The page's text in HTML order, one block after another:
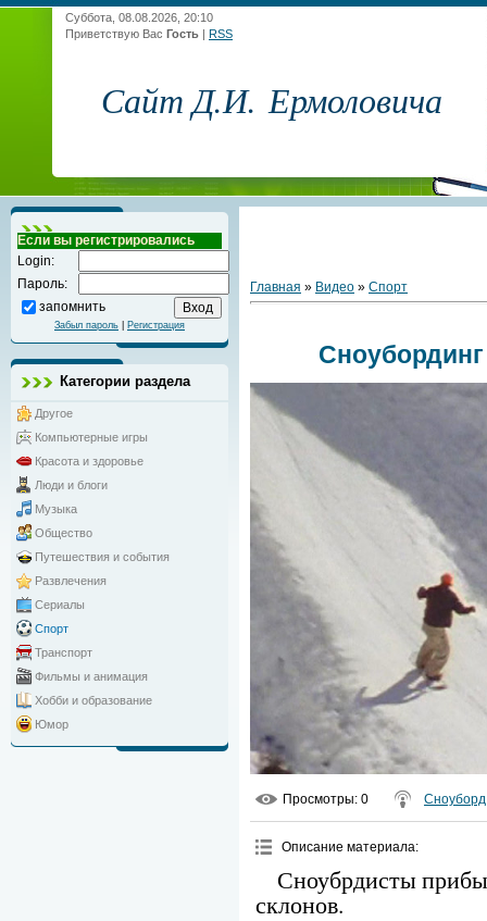
Суббота, 08.08.2026, 20:10
Приветствую Вас Гость | RSS
Сайт Д.И. Ермоловича
Если вы регистрировались
Login:
Пароль:
запомнить
Забыл пароль Регистрация
Категории раздела
Другое
Компьютерные игры
Красота и здоровье
Люди и блоги
Музыка
Общество
Путешествия и события
Развлечения
Сериалы
Спорт
Транспорт
Фильмы и анимация
Хобби и образование
Юмор
Главная » Видео » Спорт
Просмотры: 0 Сноуборд
Описание материала:
Сноубрдисты
склонов.